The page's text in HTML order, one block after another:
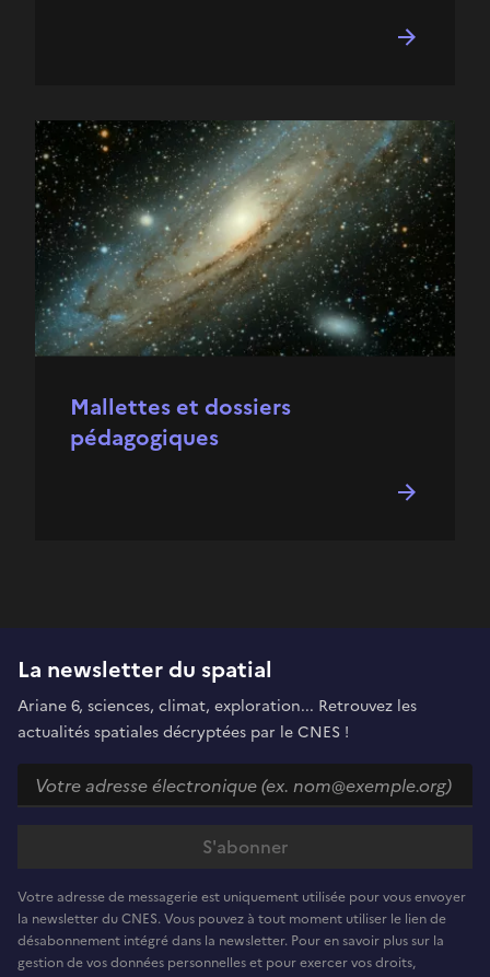
Mallettes et dossiers
pédagogiques
La newsletter du spatial
Ariane 6, sciences, climat, exploration... Retrouvez les
actualités spatiales décryptées par le CNES !
Votre adresse de messagerie est uniquement utilisée pour vous envoyer
la newsletter du CNES. Vous pouvez à tout moment utiliser le lien de
désabonnement intégré dans la newsletter. Pour en savoir plus sur la
gestion de vos données personnelles et pour exercer vos droits,